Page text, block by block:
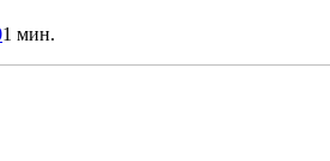
1 мин.